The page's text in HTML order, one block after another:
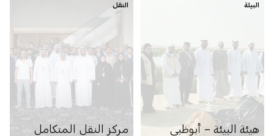
البيئة
هيئة البيئة – أبوظبي
النقل
مركز النقل المتكامل